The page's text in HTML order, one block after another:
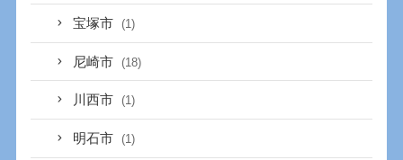
宝塚市 (1)
尼崎市 (18)
川西市 (1)
明石市 (1)